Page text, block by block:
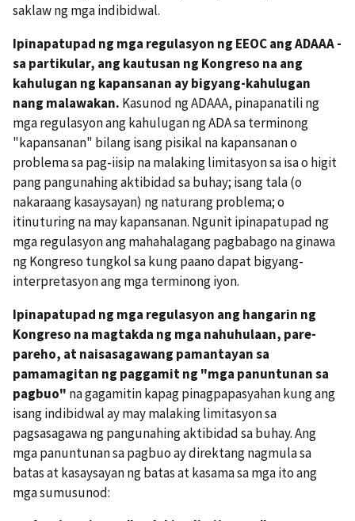
saklaw ng mga indibidwal.
Ipinapatupad ng mga regulasyon ng EEOC ang ADAAA -
sa partikular, ang kautusan ng Kongreso na ang
kahulugan ng kapansanan ay bigyang-kahulugan
nang malawakan. Kasunod ng ADAAA, pinapanatili ng
mga regulasyon ang kahulugan ng ADA sa terminong
"kapansanan" bilang isang pisikal na kapansanan o
problema sa pag-iisip na malaking limitasyon sa isa o higit
pang pangunahing aktibidad sa buhay; isang tala (o
nakaraang kasaysayan) ng naturang problema; o
itinuturing na may kapansanan. Ngunit ipinapatupad ng
mga regulasyon ang mahahalagang pagbabago na ginawa
ng Kongreso tungkol sa kung paano dapat bigyang-
interpretasyon ang mga terminong iyon.
Ipinapatupad ng mga regulasyon ang hangarin ng
Kongreso na magtakda ng mga nahuhulaan, pare-
pareho, at naisasagawang pamantayan sa
pamamagitan ng paggamit ng "mga panuntunan sa
pagbuo" na gagamitin kapag pinagpapasyahan kung ang
isang indibidwal ay may malaking limitasyon sa
pagsasagawa ng pangunahing aktibidad sa buhay. Ang
mga panuntunan sa pagbuo ay direktang nagmula sa
batas at kasaysayan ng batas at kasama sa mga ito ang
mga sumusunod: